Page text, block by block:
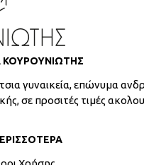
γυναικεία, επώνυμα
σε προσιτές τιμές